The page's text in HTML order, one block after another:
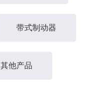
带式制动器
其他产品